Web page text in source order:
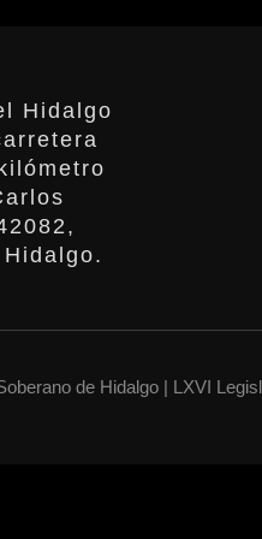
Hidalgo
de Hidalgo | LXVI